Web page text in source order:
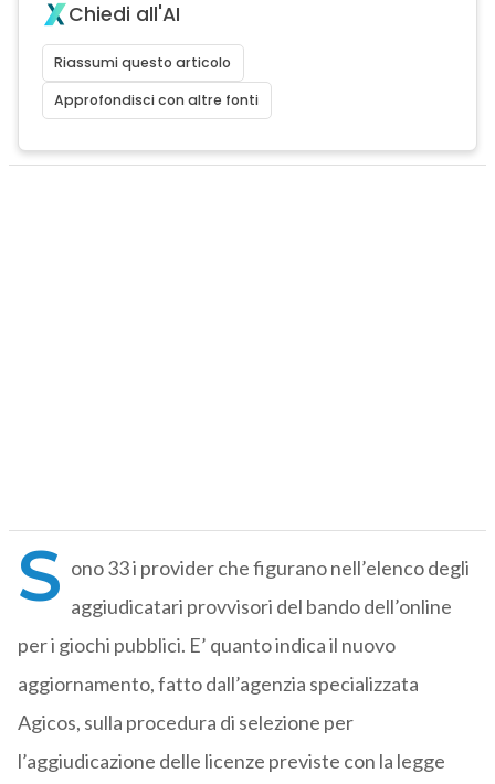
Chiedi all'AI
Riassumi questo articolo
Approfondisci con altre fonti
S ono 33 i provider che figurano nell’elenco degli
aggiudicatari provvisori del bando dell’online
per i giochi pubblici. E’ quanto indica il nuovo
aggiornamento, fatto dall’agenzia specializzata
Agicos, sulla procedura di selezione per
l’aggiudicazione delle licenze previste con la legge